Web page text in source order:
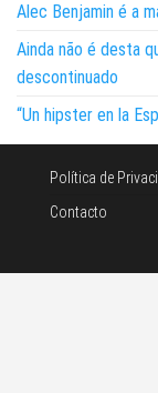
Alec Benjamin é a
Ainda não é desta
descontinuado
“Un hipster en la
Política de
Contacto